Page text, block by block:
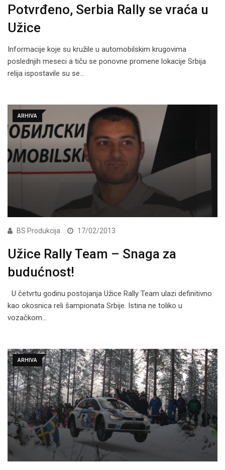
Potvrđeno, Serbia Rally se vraća u
Užice
Informacije koje su kružile u automobilskim krugovima
poslednjih meseci a tiču se ponovne promene lokacije Srbija
relija ispostavile su se…
ARHIVA
BS Produkcija 17/02/2013
Užice Rally Team – Snaga za
budućnost!
U četvrtu godinu postojanja Užice Rally Team ulazi definitivno
kao okosnica reli šampionata Srbije. Istina ne toliko u
vozačkom…
ARHIVA